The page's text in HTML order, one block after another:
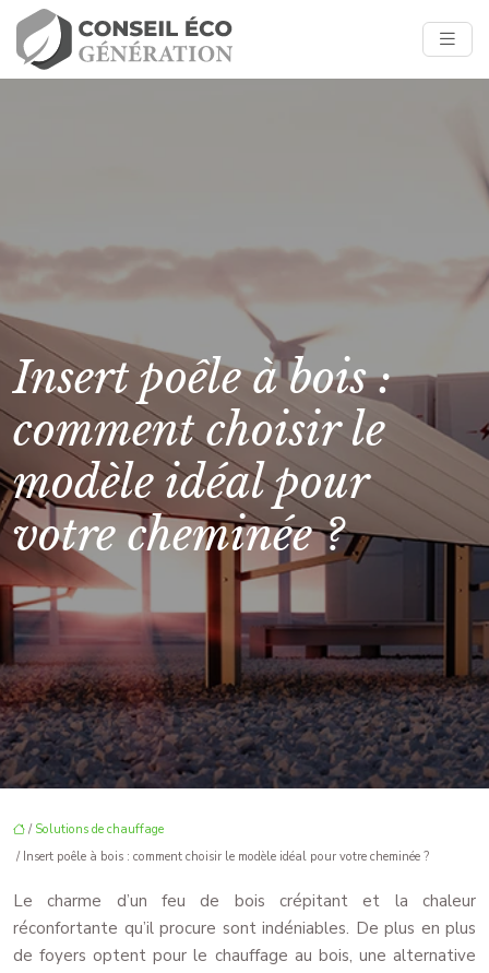
Insert poêle à bois :
comment choisir le
modèle idéal pour
votre cheminée ?
/ Solutions de chauffage
/ Insert poêle à bois : comment choisir le modèle idéal pour votre cheminée ?
Le charme d’un feu de bois crépitant et la chaleur
réconfortante qu’il procure sont indéniables. De plus en plus
de foyers optent pour le chauffage au bois, une alternative